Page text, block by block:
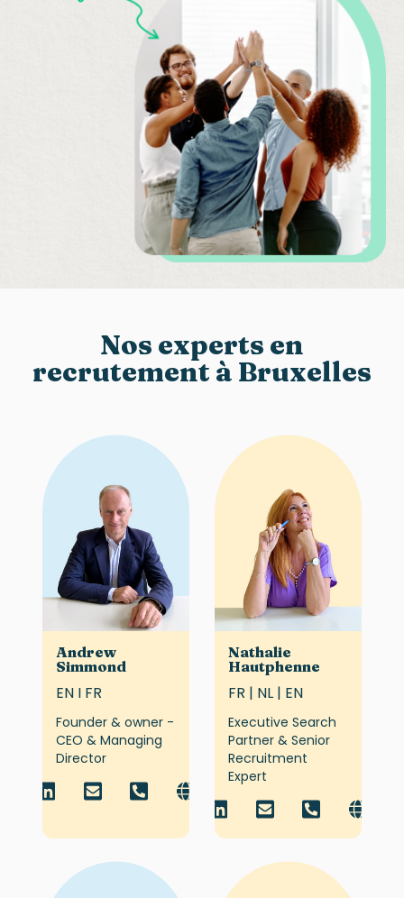
Nos experts en
recrutement à Bruxelles
Andrew
Simmond
EN I FR
Founder & owner -
CEO & Managing
Director
Nathalie
Hautphenne
FR | NL | EN
Executive Search
Partner & Senior
Recruitment
Expert